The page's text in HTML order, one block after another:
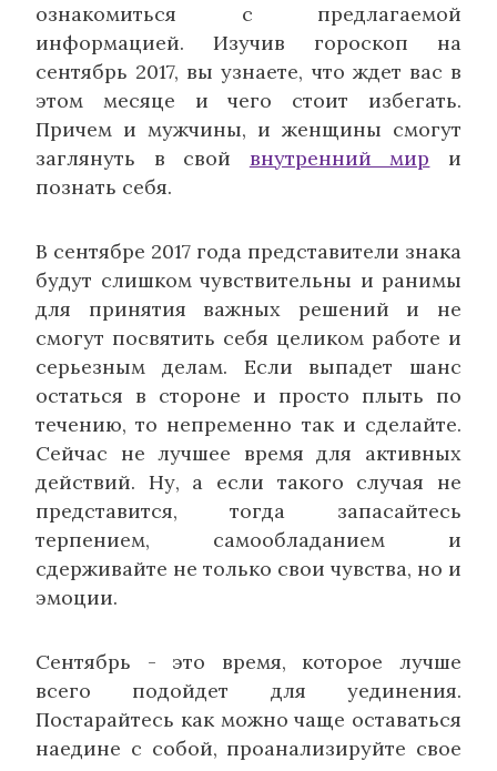
ознакомиться с предлагаемой
информацией. Изучив гороскоп на
сентябрь 2017, вы узнаете, что ждет вас в
этом месяце и чего стоит избегать.
Причем и мужчины, и женщины смогут
заглянуть в свой внутренний мир и
познать себя.
В сентябре 2017 года представители знака
будут слишком чувствительны и ранимы
для принятия важных решений и не
смогут посвятить себя целиком работе и
серьезным делам. Если выпадет шанс
остаться в стороне и просто плыть по
течению, то непременно так и сделайте.
Сейчас не лучшее время для активных
действий. Ну, а если такого случая не
представится, тогда запасайтесь
терпением, самообладанием и
сдерживайте не только свои чувства, но и
эмоции.
Сентябрь - это время, которое лучше
всего подойдет для уединения.
Постарайтесь как можно чаще оставаться
наедине с собой, проанализируйте свое